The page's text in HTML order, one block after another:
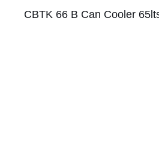
CBTK 66 B Can Cooler